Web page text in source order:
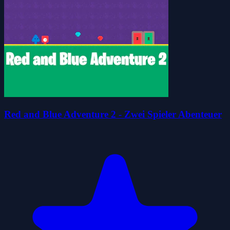
Red and Blue Adventure 2 - Zwei Spieler Abenteuer